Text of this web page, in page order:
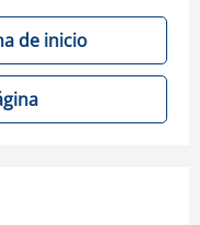
de inicio